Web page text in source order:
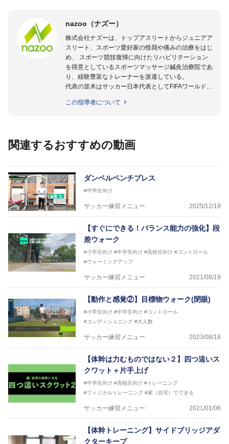
nazoo（ナズー）
株式会社ナズーは、トップアスリートからジュニアア
スリート、スポーツ愛好家の怪我や痛みの治療をはじ
め、 スポーツ競技復帰に向けたリハビリテーション
を得意としているスポーツマッサージ鍼灸治療院であ
り、経験豊富なトレーナーを派遣している。
代表の並木はサッカー日本代表としてFIFAワールドカ
のほかU-23日本代表のアスレティックトレーナーと
世代のサッカーを中心に、WJBL、社会人ラグビー、
を派遣している。
さらには講演会やセミナー、専門学校などの教育機関
に講師を派遣するなど後進育成にも力を入れている。
「一人一人の健康な人生をサポートする」を企業理念
として掲げ、世の中の人々の『健康』をあらゆる方向
からサポートし、一人一人の「楽しく、豊かに、生き
生きと」生きる、そんな『健康な人生』をサポートし
ている。
この指導者について
関連するおすすめの動画
ダンベルペンチプレス
#中学生向け
サッカー練習メニュー 2025/12/19
【すぐにできる！バランス能力の強化】段
差ウォーク
#小学生向け #中学生向け #高校生向け #コントロール
#ウォーミングアップ
サッカー練習メニュー 2021/08/19
【動作と感覚②】目標物ウォーク(閉眼)
#小学生向け #中学生向け #コントロール
#コンディショニング #大人数
サッカー練習メニュー 2023/08/18
【体幹は力むものではない２】四つ這いス
クワット＋片手上げ
#中学生向け #高校生向け #トレーニング
#フィジカルトレーニング #家（自宅）でできる
サッカー練習メニュー 2021/01/08
【体幹トレーニング】サイドブリッジアダ
クターキープ